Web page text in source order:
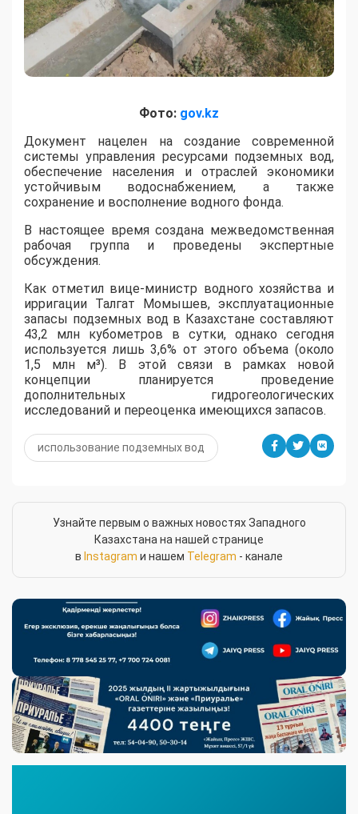
Фото: gov.kz
​Документ нацелен на создание современной
системы управления ресурсами подземных вод,
обеспечение населения и отраслей экономики
устойчивым водоснабжением, а также
сохранение и восполнение водного фонда.
В настоящее время создана межведомственная
рабочая группа и проведены экспертные
обсуждения.
Как отметил вице-министр водного хозяйства и
ирригации Талгат Момышев, эксплуатационные
запасы подземных вод в Казахстане составляют
43,2 млн кубометров в сутки, однако сегодня
используется лишь 3,6% от этого объема (около
1,5 млн м³). В этой связи в рамках новой
концепции планируется проведение
дополнительных гидрогеологических
исследований и переоценка имеющихся запасов.
использование подземных вод
Узнайте первым о важных новостях Западного
Казахстана на нашей странице
в Instagram и нашем Telegram - канале